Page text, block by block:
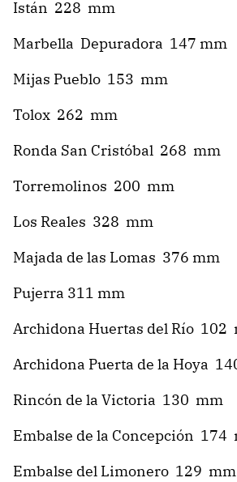
Istán 228 mm
Marbella Depuradora 147 mm
Mijas Pueblo 153 mm
Tolox 262 mm
Ronda San Cristóbal 268 mm
Torremolinos 200 mm
Los Reales 328 mm
Majada de las Lomas 376 mm
Pujerra 311 mm
Archidona Huertas del Río 102
Archidona Puerta de la Hoya
Rincón de la Victoria 130 mm
Embalse de la Concepción 174
Embalse del Limonero 129 mm